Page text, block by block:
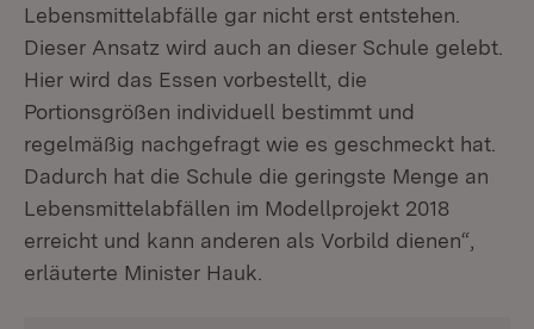
Lebensmittelabfälle gar nicht erst entstehen.
Dieser Ansatz wird auch an dieser Schule gelebt.
Hier wird das Essen vorbestellt, die
Portionsgrößen individuell bestimmt und
regelmäßig nachgefragt wie es geschmeckt hat.
Dadurch hat die Schule die geringste Menge an
Lebensmittelabfällen im Modellprojekt 2018
erreicht und kann anderen als Vorbild dienen“,
erläuterte Minister Hauk.